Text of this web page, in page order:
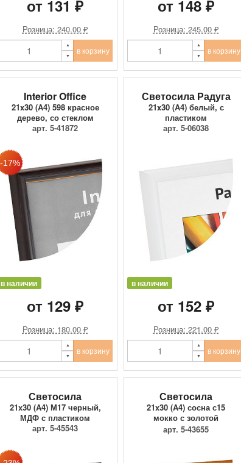
от 131 ₽
Розница: 240.00 ₽
в корзину
от 148 ₽
Розница: 245.00 ₽
в корзину
Interior Office
21x30 (A4) 598 красное
дерево, со стеклом
арт. 5-41872
в наличии
от 129 ₽
Розница: 180.00 ₽
в корзину
Светосила Радуга
21x30 (A4) белый, с
пластиком
арт. 5-06038
в наличии
от 152 ₽
Розница: 221.00 ₽
в корзину
Светосила
21x30 (A4) М17 черный,
МДФ с пластиком
арт. 5-45543
Светосила
21x30 (A4) сосна с15
мокко с золотой
полосой, со...
арт. 5-43655